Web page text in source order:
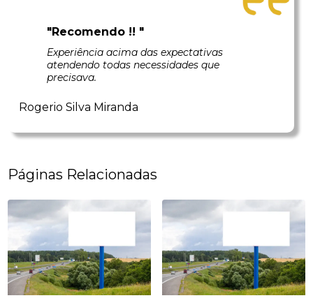
"Recomendo !! "
Experiência acima das expectativas
atendendo todas necessidades que
precisava.
Rogerio Silva Miranda
Páginas Relacionadas